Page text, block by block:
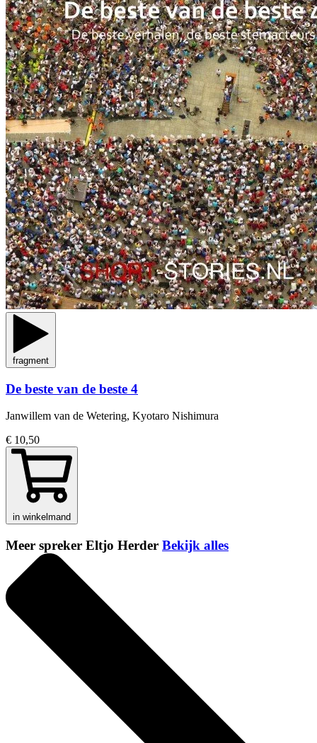
fragment
De beste van de beste 4
Janwillem van de Wetering, Kyotaro Nishimura
€ 10,50
in winkelmand
Meer spreker Eltjo Herder Bekijk alles